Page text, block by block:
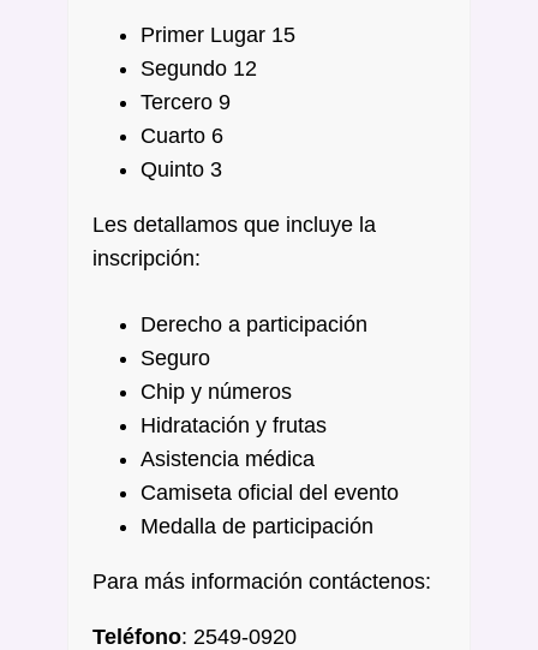
Primer Lugar 15
Segundo 12
Tercero 9
Cuarto 6
Quinto 3
Les detallamos que incluye la
inscripción:
Derecho a participación
Seguro
Chip y números
Hidratación y frutas
Asistencia médica
Camiseta oficial del evento
Medalla de participación
Para más información contáctenos:
Teléfono: 2549-0920